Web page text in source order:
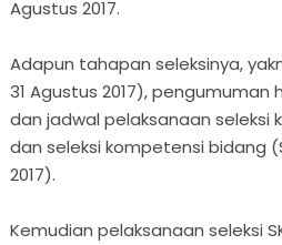
Agustus 2017.
Adapun tahapan seleksinya,
31 Agustus 2017), pengumuman
dan jadwal pelaksanaan seleksi
dan seleksi kompetensi bidang
2017).
Kemudian pelaksanaan seleksi